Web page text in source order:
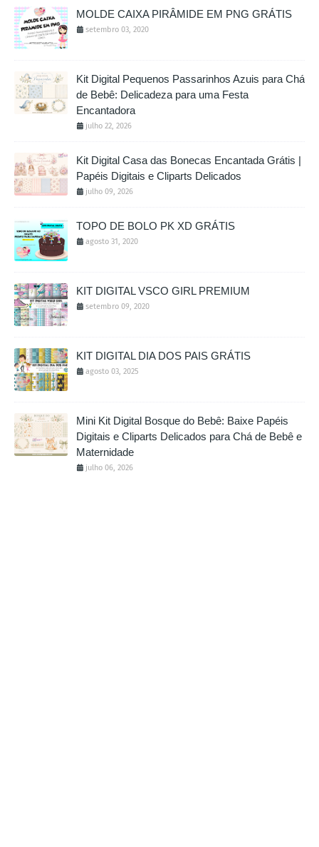
MOLDE CAIXA PIRÂMIDE EM PNG GRÁTIS
setembro 03, 2020
Kit Digital Pequenos Passarinhos Azuis para Chá
de Bebê: Delicadeza para uma Festa
Encantadora
julho 22, 2026
Kit Digital Casa das Bonecas Encantada Grátis |
Papéis Digitais e Cliparts Delicados
julho 09, 2026
TOPO DE BOLO PK XD GRÁTIS
agosto 31, 2020
KIT DIGITAL VSCO GIRL PREMIUM
setembro 09, 2020
KIT DIGITAL DIA DOS PAIS GRÁTIS
agosto 03, 2025
Mini Kit Digital Bosque do Bebê: Baixe Papéis
Digitais e Cliparts Delicados para Chá de Bebê e
Maternidade
julho 06, 2026